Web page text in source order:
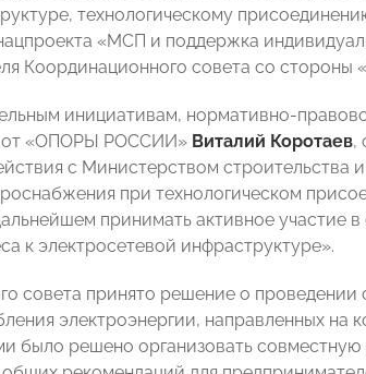
технологическому
«МСП и поддержка
Координационного совета со
инициативам, нормативно-
от «ОПОРЫ РОССИИ» Виталий Коротаев,
с Министерством
при технологическом
принимать активное участие
к электросетевой инфраструктуре».
совета принято решение о
электроэнергии, направленных на
было решено организовать совместную